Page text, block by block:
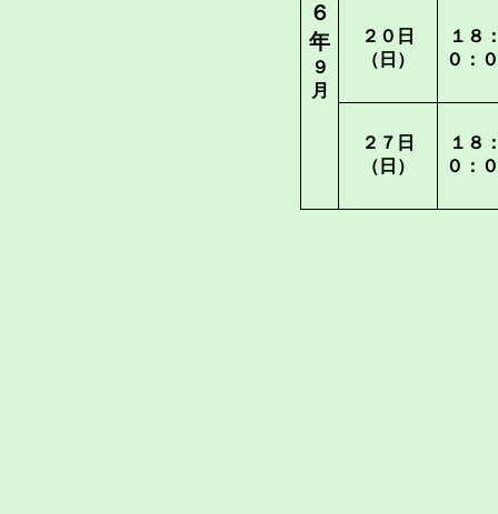
６
年
９
月
２０日
（日）
１８
０：
２７日
（日）
１８
０：